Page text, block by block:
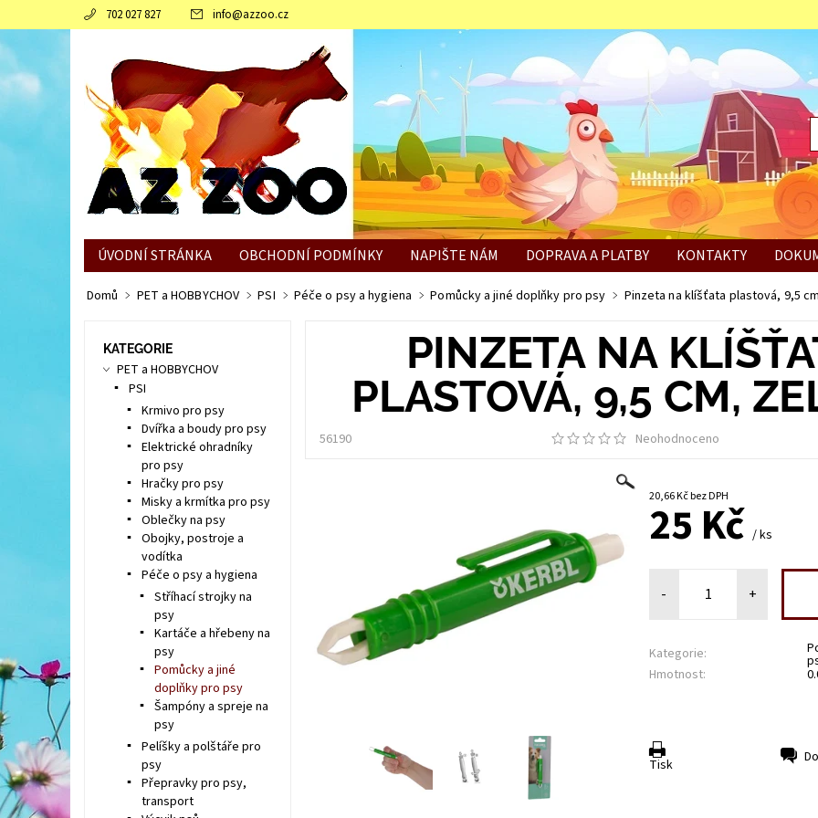
702 027 827 info@azzoo.cz
ÚVODNÍ STRÁNKA OBCHODNÍ PODMÍNKY NAPIŠTE NÁM DOPRAVA A PLATBY KONTAKTY
JAK SLEPICÍM POMOCI ZVLÁDNOUT ZIMNÍ OBDOBÍ
Domů PET a HOBBYCHOV PSI Péče o psy a hygiena Pomůcky a jiné doplňky pro psy Pinzeta na klíšťata plastová, 9,5
PINZETA NA
PLASTOVÁ, 9,5 CM,
56190 Neohodnoceno
20,66 Kč bez DPH
25 Kč/ ks
- +
Kategorie:
Hmotnost:
Tisk
KATEGORIE
PET a HOBBYCHOV
PSI
Krmivo pro psy
Dvířka a boudy pro psy
Elektrické ohradníky
pro psy
Hračky pro psy
Misky a krmítka pro psy
Oblečky na psy
Obojky, postroje a
vodítka
Péče o psy a hygiena
Stříhací strojky na
psy
Kartáče a hřebeny na
psy
Pomůcky a jiné
doplňky pro psy
Šampóny a spreje na
psy
Pelíšky a polštáře pro
psy
Přepravky pro psy,
transport